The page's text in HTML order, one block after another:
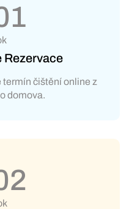
Rezervace
čištění online z
domova.